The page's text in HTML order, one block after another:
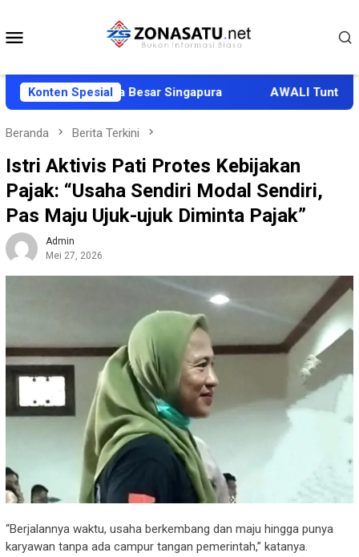
konten
Konten Spesial
Duta Besar Singapura AWALI Tuntut Ganti
Beranda Berita Terkini
Istri Aktivis Pati Protes Kebijakan
Pajak: “Usaha Sendiri Modal Sendiri,
Pas Maju Ujuk-ujuk Diminta Pajak”
Admin
Mei 27, 2026
“Berjalannya waktu, usaha berkembang dan maju hingga punya
karyawan tanpa ada campur tangan pemerintah,” katanya.